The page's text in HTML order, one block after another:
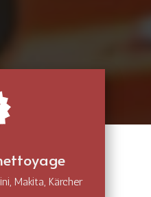
Makita, Kärcher